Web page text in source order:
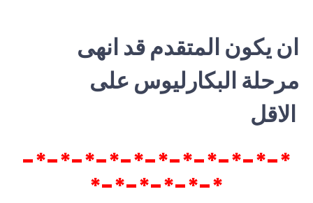
ان يكون المتقدم قد انهى
مرحلة البكارليوس على
الاقل
*-*-*-*-*-*-*-*-*-*-*-
*-*-*-*-*-*